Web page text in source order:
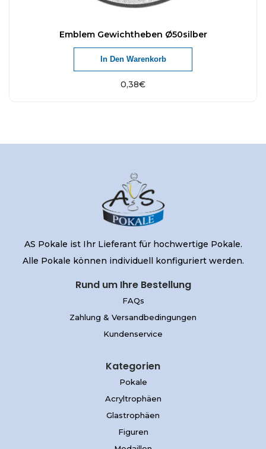
Emblem Gewichtheben Ø50silber
0,38€
In Den Warenkorb
AS Pokale ist Ihr Lieferant für hochwertige Pokale.
Alle Pokale können individuell konfiguriert werden.
Rund um Ihre Bestellung
FAQs
Zahlung & Versandbedingungen
Kundenservice
Kategorien
Pokale
Acryltrophäen
Glastrophäen
Figuren